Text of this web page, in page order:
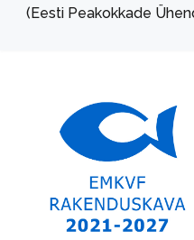
(Eesti Peakokkade